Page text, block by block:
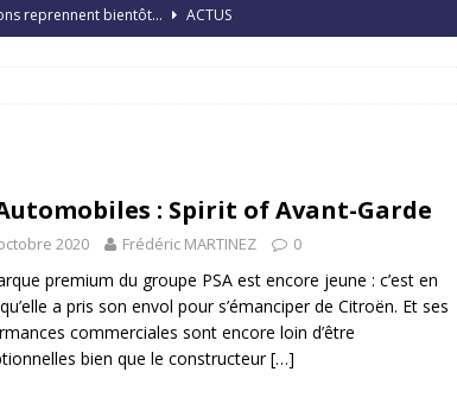
reprennent bientôt…
ACTUS
: Honda dévoile un spot publicitaire… confiné! ACTUS
: Spirit of Avant-Garde
2020 Frédéric MARTINEZ 0
premium du groupe PSA est encore jeune : c’est en
a pris son envol pour s’émanciper de Citroën. Et ses
commerciales sont encore loin d’être
bien que le constructeur[…]